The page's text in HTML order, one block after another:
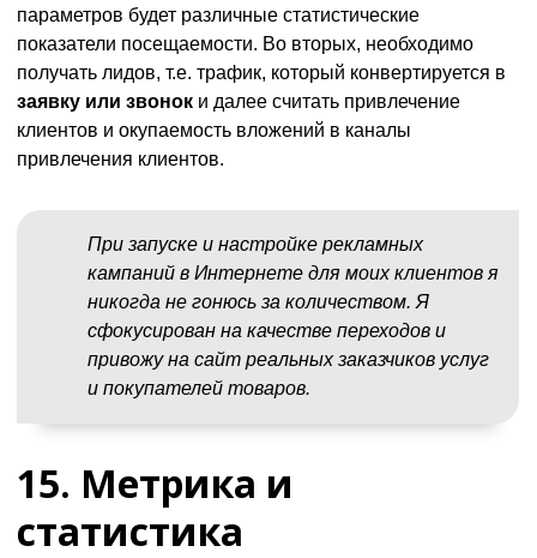
параметров будет различные статистические
показатели посещаемости. Во вторых, необходимо
получать лидов, т.е. трафик, который конвертируется в
заявку или звонок и далее считать привлечение
клиентов и окупаемость вложений в каналы
привлечения клиентов.
При запуске и настройке рекламных
кампаний в Интернете для моих клиентов я
никогда не гонюсь за количеством. Я
сфокусирован на качестве переходов и
привожу на сайт реальных заказчиков услуг
и покупателей товаров.
15. Метрика и
статистика